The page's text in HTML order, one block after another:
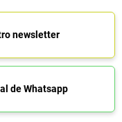
newsletter
de Whatsapp